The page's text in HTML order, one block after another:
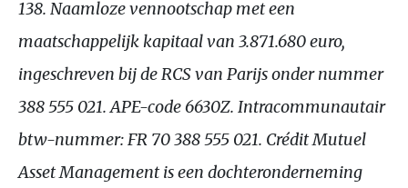
138. Naamloze vennootschap met een
maatschappelijk kapitaal van 3.871.680 euro,
ingeschreven bij de RCSvan Parijs onder nummer
388 555 021. APE-code 6630Z. Intracommunautair
btw-nummer: FR 70 388 555 021. Crédit Mutuel
Asset Management is een dochteronderneming